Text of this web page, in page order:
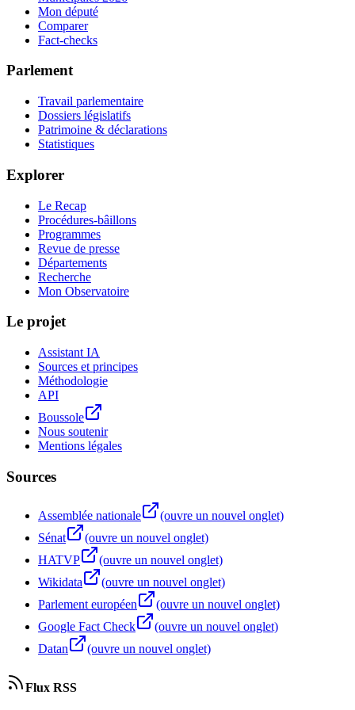
Mon député
Comparer
Fact-checks
Parlement
Travail parlementaire
Dossiers législatifs
Patrimoine & déclarations
Statistiques
Explorer
Le Recap
Procédures-bâillons
Programmes
Revue de presse
Départements
Recherche
Mon Observatoire
Le projet
Assistant IA
Sources et principes
Méthodologie
API
Boussole
Nous soutenir
Mentions légales
Sources
Assemblée nationale
(ouvre un nouvel onglet)
Sénat
(ouvre un nouvel onglet)
HATVP
(ouvre un nouvel onglet)
Wikidata
(ouvre un nouvel onglet)
Parlement européen
(ouvre un nouvel onglet)
Google Fact Check
(ouvre un nouvel onglet)
Datan
(ouvre un nouvel onglet)
Flux RSS